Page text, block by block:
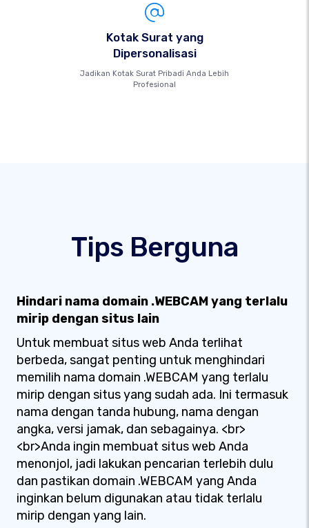
Kotak Surat yang
Dipersonalisasi
Jadikan Kotak Surat Pribadi Anda Lebih
Profesional
Tips Berguna
Hindari nama domain .WEBCAM yang terlalu
mirip dengan situs lain
Untuk membuat situs web Anda terlihat
berbeda, sangat penting untuk menghindari
memilih nama domain .WEBCAM yang terlalu
mirip dengan situs yang sudah ada. Ini termasuk
nama dengan tanda hubung, nama dengan
angka, versi jamak, dan sebagainya. <br>
<br>Anda ingin membuat situs web Anda
menonjol, jadi lakukan pencarian terlebih dulu
dan pastikan domain .WEBCAM yang Anda
inginkan belum digunakan atau tidak terlalu
mirip dengan yang lain.